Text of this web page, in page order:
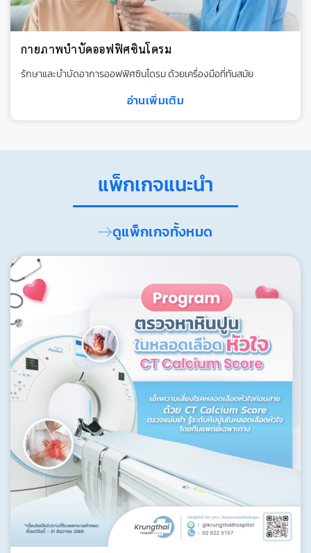
บริการเฉพาะทางด้านโรคไต
บริการด้วยทีมแพทย์เฉพาะทางโรคไต เครื่องมือและอุปกรณ์ทางการ
แพ็กเกจแนะนำ
ดูแพ็กเกจทั้งหมด